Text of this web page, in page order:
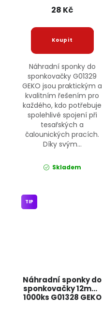
28 Kč
Náhradní sponky do
sponkovačky G01329
GEKO jsou praktickým a
kvalitním řešením pro
každého, kdo potřebuje
spolehlivé spojení při
tesařských a
čalounických pracích.
Díky svým...
Skladem
Náhradní sponky do
sponkovačky 12mm,
1000ks G01328 GEKO
TIP